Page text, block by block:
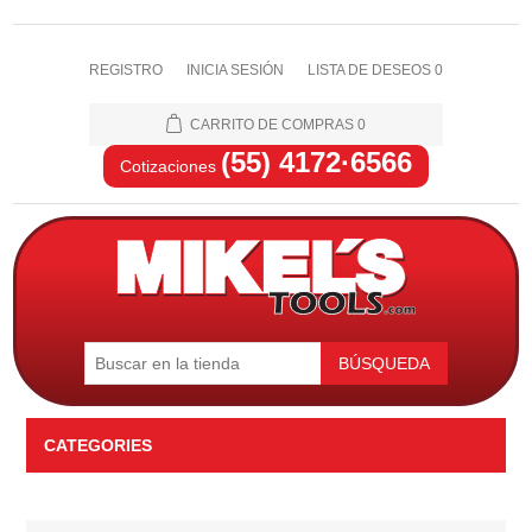
REGISTRO INICIA SESIÓN LISTA DE DESEOS 0
CARRITO DE COMPRAS 0
Cotizaciones (55) 4172·6566
BÚSQUEDA
CATEGORIES